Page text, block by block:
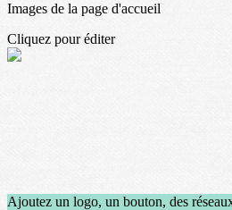
Images de la page d'accueil
Cliquez pour éditer
Ajoutez un logo, un bouton, des